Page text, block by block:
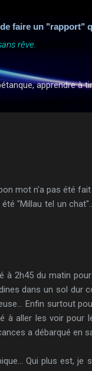
rêve.
apprendre à
mot n'a pas été
"Millau tel un
à 2h45 du matin
dans un sol dur
Enfin surtout
aller les voir pour
a débarqué en
Qui plus est, je